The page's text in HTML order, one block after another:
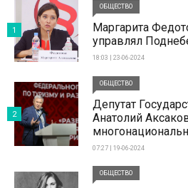
ОБЩЕСТВО
Маргарита
управлял
18:03 | 23-06-2024
1
ОБЩЕСТВО
Депутат
Анатолий
07:27 | 19-06-2024
2
ОБЩЕСТВО